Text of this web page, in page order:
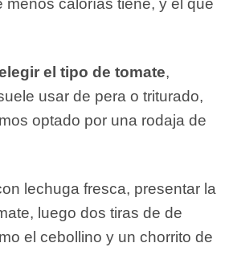
menos calorías tiene, y el que
el tipo de tomate,
usar de pera o triturado,
optado por una rodaja de
lechuga fresca, presentar la
luego dos tiras de de
el cebollino y un chorrito de